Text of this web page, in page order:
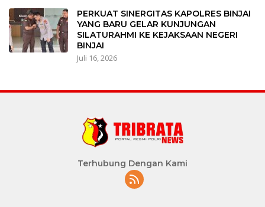
PERKUAT SINERGITAS KAPOLRES BINJAI
YANG BARU GELAR KUNJUNGAN
SILATURAHMI KE KEJAKSAAN NEGERI
BINJAI
Juli 16, 2026
Terhubung Dengan Kami